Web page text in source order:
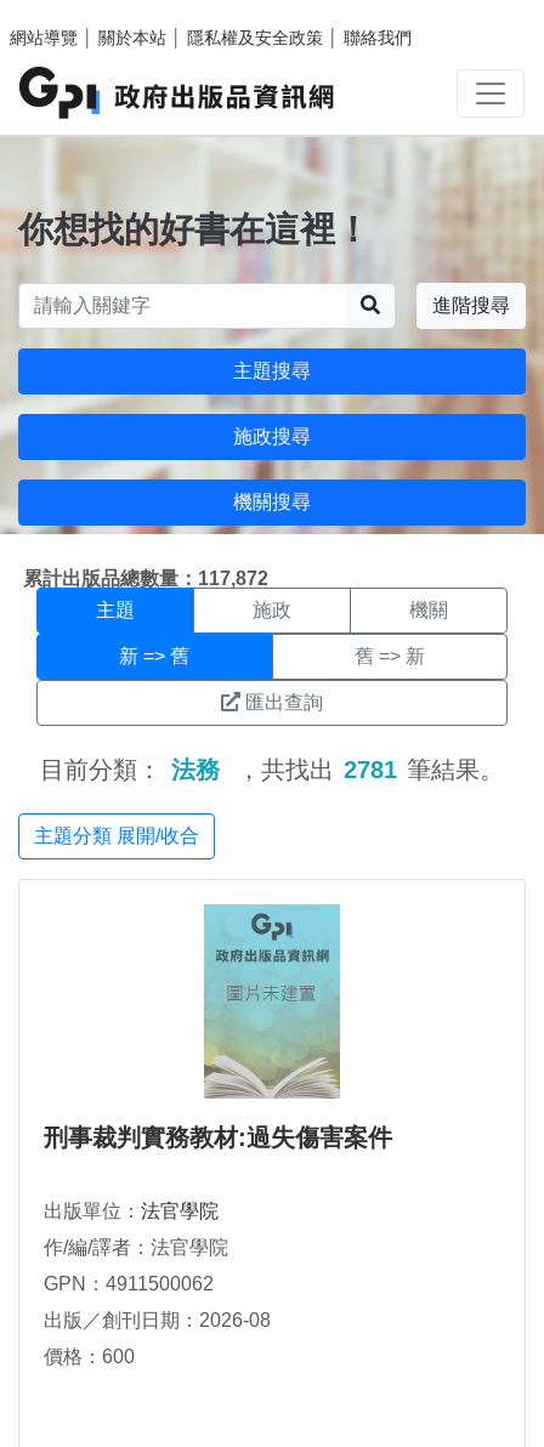
網站導覽
關於本站 隱私權及安全政策 聯絡我們
你想找的好書在這裡！
進階搜尋
主題搜尋
施政搜尋
機關搜尋
累計出版品總數量：117,872
主題搜尋結果頁面
主題 施政 機關
新 => 舊 舊 => 新
匯出查詢
目前分類： 法務 ，共找出 2781 筆結果。
主題分類 展開/收合
刑事裁判實務教材:過失傷害案件
出版單位： 法官學院
作/編/譯者：法官學院
GPN：4911500062
出版／創刊日期：2026-08
價格：600